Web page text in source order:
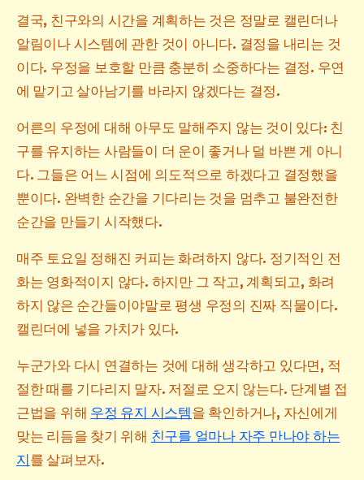
결국, 친구와의 시간을 계획하는 것은 정말로 캘린더나
알림이나 시스템에 관한 것이 아니다. 결정을 내리는 것
이다. 우정을 보호할 만큼 충분히 소중하다는 결정. 우연
에 맡기고 살아남기를 바라지 않겠다는 결정.
어른의 우정에 대해 아무도 말해주지 않는 것이 있다: 친
구를 유지하는 사람들이 더 운이 좋거나 덜 바쁜 게 아니
다. 그들은 어느 시점에 의도적으로 하겠다고 결정했을
뿐이다. 완벽한 순간을 기다리는 것을 멈추고 불완전한
순간을 만들기 시작했다.
매주 토요일 정해진 커피는 화려하지 않다. 정기적인 전
화는 영화적이지 않다. 하지만 그 작고, 계획되고, 화려
하지 않은 순간들이야말로 평생 우정의 진짜 직물이다.
캘린더에 넣을 가치가 있다.
누군가와 다시 연결하는 것에 대해 생각하고 있다면, 적
절한 때를 기다리지 말자. 저절로 오지 않는다. 단계별 접
근법을 위해 우정 유지 시스템을 확인하거나, 자신에게
맞는 리듬을 찾기 위해 친구를 얼마나 자주 만나야 하는
지를 살펴보자.